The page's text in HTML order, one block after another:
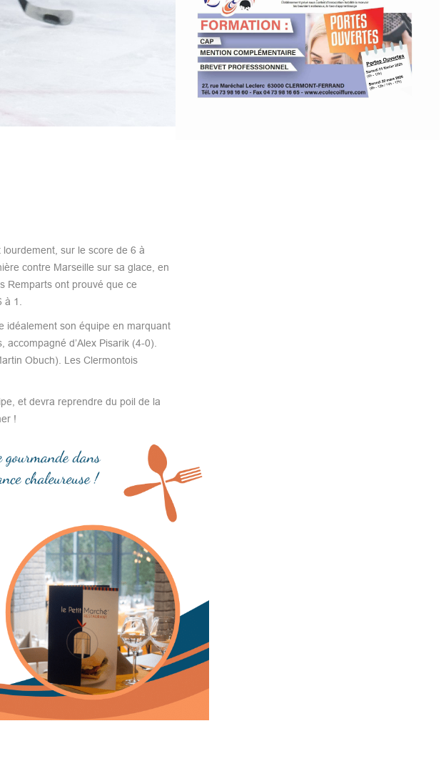
lourdement, sur le score de 6 à
contre Marseille sur sa glace, en
Remparts ont prouvé que ce
1.
idéalement son équipe en marquant
d’Alex Pisarik (4-0).
Obuch). Les Clermontois
et devra reprendre du poil de la
!